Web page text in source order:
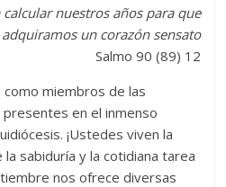
calcular nuestros años para que
adquiramos un corazón sensato
Salmo 90 (89) 12
miembros de las
en el inmenso
¡Ustedes viven la
sabiduría y la cotidiana tarea
nos ofrece diversas